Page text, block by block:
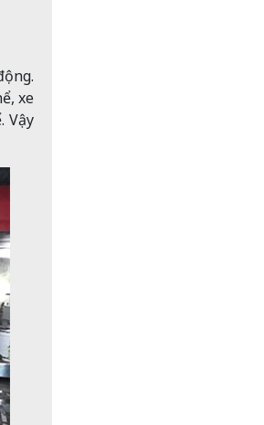
xe
Vậy